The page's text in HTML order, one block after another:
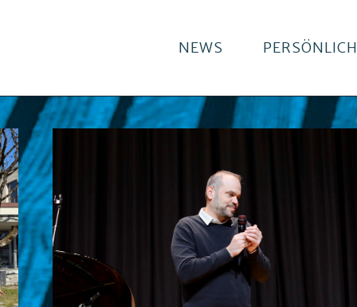
NEWS PERSÖNLICH